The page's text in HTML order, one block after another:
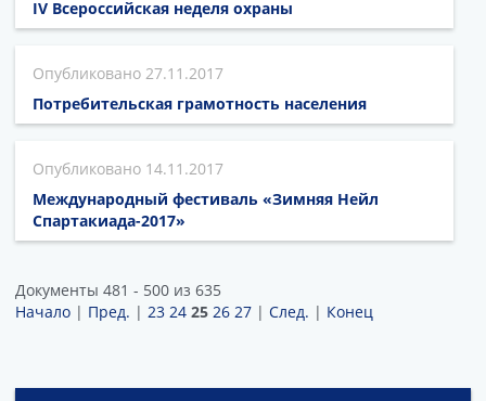
IV Всероссийская неделя охраны
27.11.2017
Потребительская грамотность населения
14.11.2017
Международный фестиваль «Зимняя Нейл
Спартакиада-2017»
Документы 481 - 500 из 635
Начало | Пред. | 23 24 25 26 27 | След. | Конец